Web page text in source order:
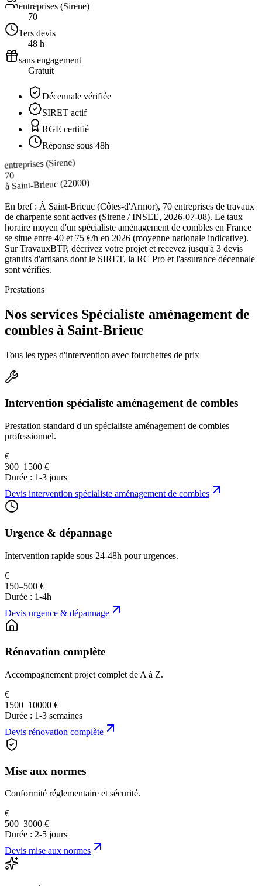
entreprises (Sirene)
70
1ers devis
48 h
sans engagement
Gratuit
Décennale vérifiée
SIRET actif
RGE certifié
Réponse sous 48h
entreprises (Sirene)
70
àSaint-Brieuc(22000)
En bref : À Saint-Brieuc (Côtes-d'Armor), 70 entreprises de travaux
de charpente sont actives (Sirene / INSEE, 2026-07-08). Le taux
horaire moyen d'un spécialiste aménagement de combles en France
se situe entre 40 et 75 €/h en 2026 (moyenne nationale indicative).
Sur TravauxBTP, décrivez votre projet et recevez jusqu'à 3 devis
gratuits d'artisans dont le SIRET, la RC Pro et l'assurance décennale
sont vérifiés.
Prestations
Nos services Spécialiste aménagement de
combles à Saint-Brieuc
Tous les types d'intervention avec fourchettes de prix
Intervention spécialiste aménagement de combles
Prestation standard d'un spécialiste aménagement de combles
professionnel.
€
300–1500 €
Durée : 1-3 jours
Devis intervention spécialiste aménagement de combles
Urgence & dépannage
Intervention rapide sous 24-48h pour urgences.
€
150–500 €
Durée : 1-4h
Devis urgence & dépannage
Rénovation complète
Accompagnement projet complet de A à Z.
€
1500–10000 €
Durée : 1-3 semaines
Devis rénovation complète
Mise aux normes
Conformité réglementaire et sécurité.
€
500–3000 €
Durée : 2-5 jours
Devis mise aux normes